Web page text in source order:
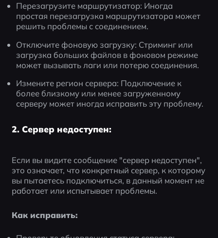
Перезагрузите маршрутизатор: Иногда
простая перезагрузка маршрутизатора может
решить проблемы с соединением.
Отключите фоновую загрузку: Стриминг или
загрузка больших файлов в фоновом режиме
может вызывать лаги или потерю соединения.
Измените регион сервера: Подключение к
более близкому или менее загруженному
серверу может иногда исправить эту проблему.
2. Сервер недоступен:
Если вы видите сообщение "сервер недоступен",
это означает, что конкретный сервер, к которому
вы пытаетесь подключиться, в данный момент не
работает или испытывает проблемы.
Как исправить: